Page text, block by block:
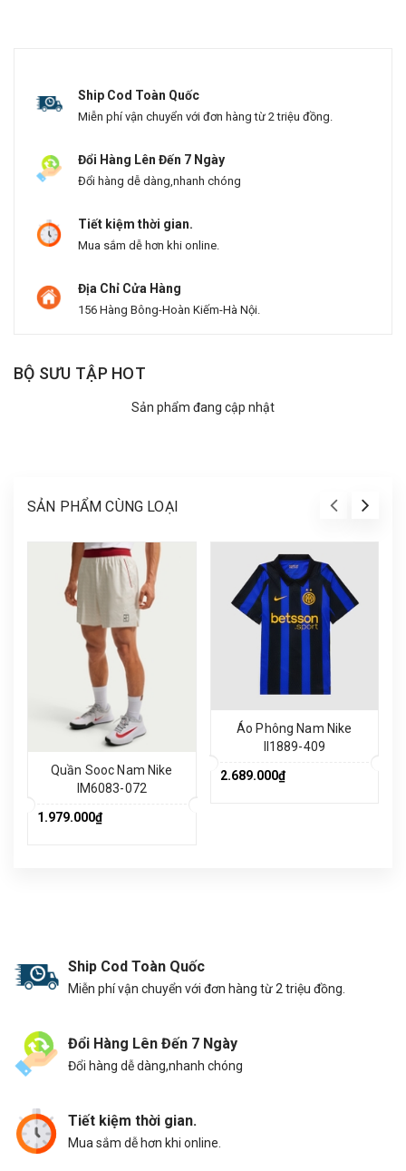
Ship Cod Toàn Quốc
Miễn phí vận chuyển với đơn hàng từ 2 triệu đồng.
Đổi Hàng Lên Đến 7 Ngày
Đổi hàng dễ dàng,nhanh chóng
Tiết kiệm thời gian.
Mua sắm dễ hơn khi online.
Địa Chỉ Cửa Hàng
156 Hàng Bông-Hoàn Kiếm-Hà Nội.
BỘ SƯU TẬP HOT
Sản phẩm đang cập nhật
SẢN PHẨM CÙNG LOẠI
Quần Sooc Nam Nike
IM6083-072
1.979.000₫
Áo Phông Nam Nike
II1889-409
2.689.000₫
Ship Cod Toàn Quốc
Miễn phí vận chuyển với đơn hàng từ 2 triệu đồng.
Đổi Hàng Lên Đến 7 Ngày
Đổi hàng dễ dàng,nhanh chóng
Tiết kiệm thời gian.
Mua sắm dễ hơn khi online.